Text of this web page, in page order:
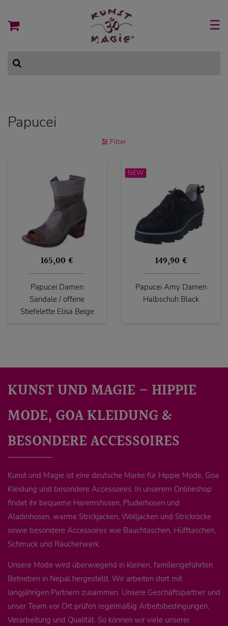
☰
Papucei
Filter
165,00 €
Papucei Damen
Sandale / offene
Stiefelette Elisa Beige
NEW
149,90 €
Papucei Amy Damen
Halbschuh Black
KUNST UND MAGIE – HIPPIE
MODE, GOA KLEIDUNG &
BESONDERE ACCESSOIRES
Kunst und Magie ist eine deutsche Marke für Hippie Mode, Goa
Kleidung und besondere Accessoires. In unserem Onlineshop
findet ihr bequeme Haremshosen, Pluderhosen und
Aladinhosen, warme Strickjacken, Wolljacken und Strickröcke
sowie besondere Accessoires wie Bauchtaschen, Hüfttaschen,
Schmuck und Räucherwerk.
Unsere Mode wird überwiegend in kleinen, familiengeführten
Betrieben in Nepal hergestellt. Wir arbeiten dort mit
langjährigen Partnern zusammen. Unsere Geschäftspartner und
unser Team vor Ort prüfen regelmäßig Arbeitsbedingungen,
Verarbeitung und Qualität. So können wir viele unserer